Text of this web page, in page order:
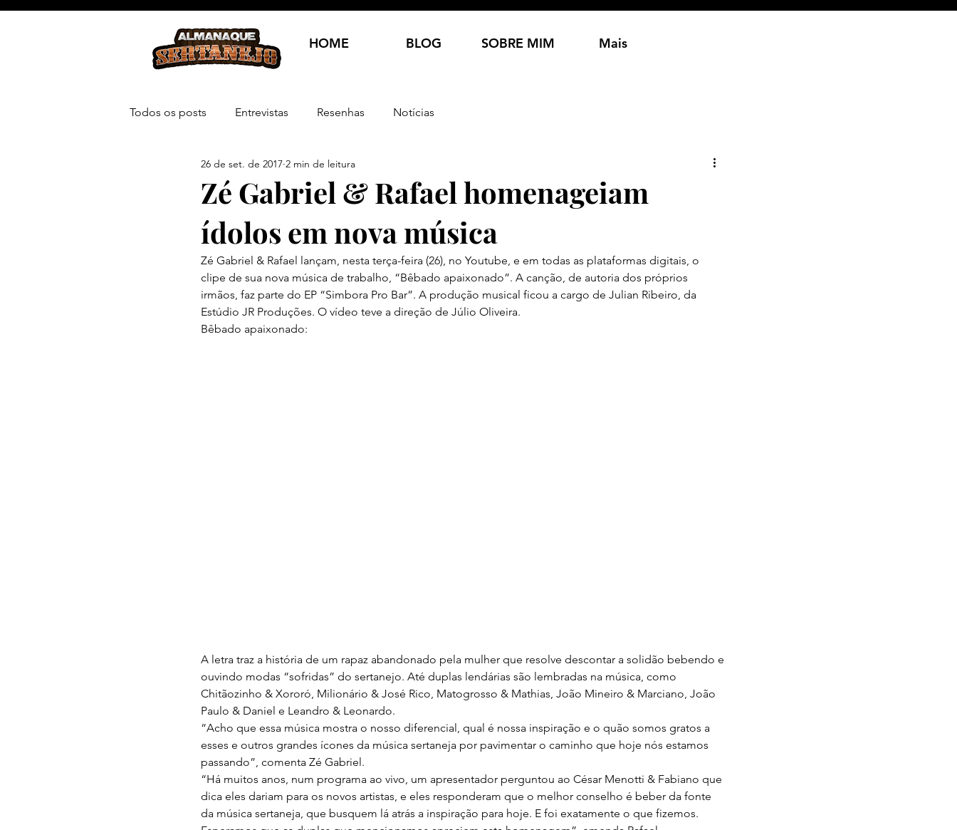
HOME BLOG SOBRE MIM Mais
Todos os posts Entrevistas Resenhas Notícias
Zé Gabriel & Rafael homenageiam
ídolos em nova música
26 de set. de 2017 2 min de leitura
Zé Gabriel & Rafael lançam, nesta terça-feira (26), no Youtube, e em todas as plataformas digitais, o
clipe de sua nova música de trabalho, “Bêbado apaixonado”. A canção, de autoria dos próprios
irmãos, faz parte do EP “Simbora Pro Bar”. A produção musical ficou a cargo de Julian Ribeiro, da
Estúdio JR Produções. O vídeo teve a direção de Júlio Oliveira.
Bêbado apaixonado:
A letra traz a história de um rapaz abandonado pela mulher que resolve descontar a solidão bebendo e
ouvindo modas “sofridas” do sertanejo. Até duplas lendárias são lembradas na música, como
Chitãozinho & Xororó, Milionário & José Rico, Matogrosso & Mathias, João Mineiro & Marciano, João
Paulo & Daniel e Leandro & Leonardo.
“Acho que essa música mostra o nosso diferencial, qual é nossa inspiração e o quão somos gratos a
esses e outros grandes ícones da música sertaneja por pavimentar o caminho que hoje nós estamos
passando”, comenta Zé Gabriel.
“Há muitos anos, num programa ao vivo, um apresentador perguntou ao César Menotti & Fabiano que
dica eles dariam para os novos artistas, e eles responderam que o melhor conselho é beber da fonte
da música sertaneja, que busquem lá atrás a inspiração para hoje. E foi exatamente o que fizemos.